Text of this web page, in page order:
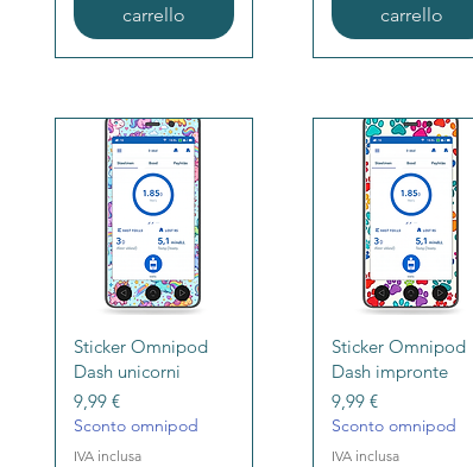
carrello
carrello
Vista rapida
Sticker Omnipod
Dash unicorni
Prezzo
9,99 €
Sconto omnipod
IVA inclusa
Vista rapida
Sticker Omnipod
Dash impronte
Prezzo
9,99 €
Sconto omnipod
IVA inclusa